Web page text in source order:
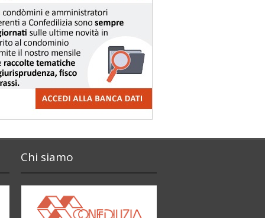
Chi siamo